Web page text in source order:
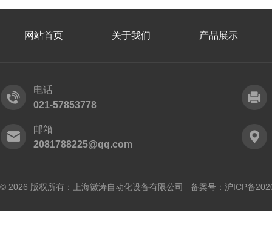
网站首页 关于我们 产品展示
电话
021-57853778
邮箱
2081788225@qq.com
© 2026 版权所有：上海徽涛自动化设备有限公司 备案号： 沪ICP备